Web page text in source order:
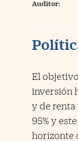
Auditor:
El
inversión
y de renta
95% y
horizonte